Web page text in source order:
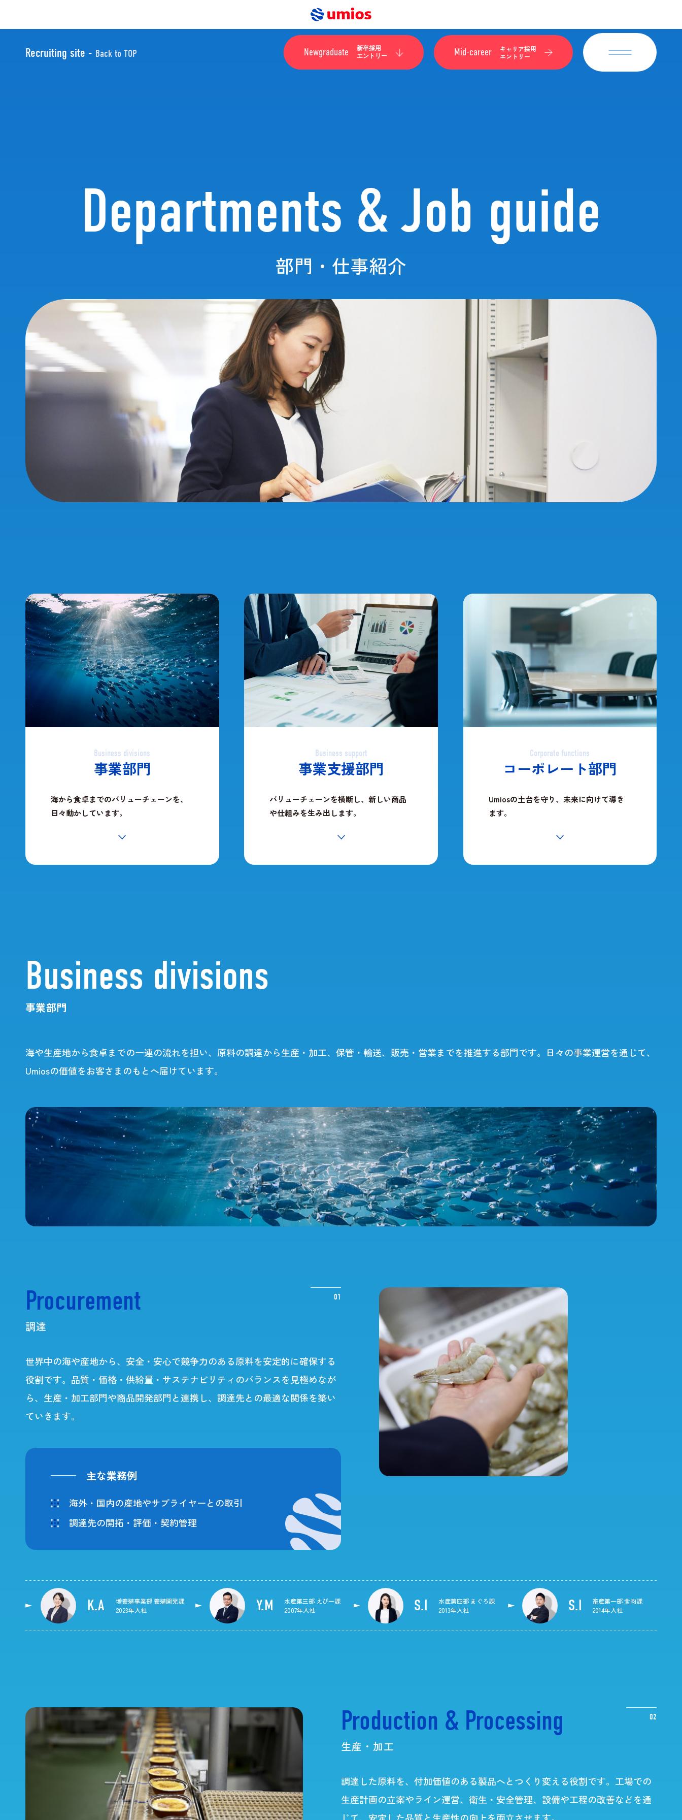
Recruiting site - Back to TOP Newgraduate
新卒採用
エントリー
Mid-career
キャリア採用
エントリー
Departments &Job guide
部門・仕事紹介
Business divisions
事業部門
海から食卓までのバリューチェーンを、
日々動かしています。
Business support
事業支援部門
バリューチェーンを横断し、新しい商品
や仕組みを生み出します。
Corporate functions
コーポレート部門
Umiosの土台を守り、未来に向けて導き
ます。
Business divisions
事業部門
海や生産地から食卓までの一連の流れを担い、原料の調達から生産・加工、保管・輸送、販売・営業までを推進する部門です。日々の事業運営を通じて、
Umiosの価値をお客さまのもとへ届けています。
01
Procurement
調達
世界中の海や産地から、安全・安心で競争力のある原料を安定的に確保する
役割です。品質・価格・供給量・サステナビリティのバランスを見極めなが
ら、生産・加工部門や商品開発部門と連携し、調達先との最適な関係を築い
ていきます。
主な業務例
海外・国内の産地やサプライヤーとの取引
調達先の開拓・評価・契約管理
K.A 増養殖事業部養殖開発課
2023年入社
Y.M 水産第三部 えび一課
2007年入社
S.I 水産第四部 まぐろ課
2013年入社
S.I 畜産第一部食肉課
2014年入社
02
Production & Processing
生産・加工
調達した原料を、付加価値のある製品へとつくり変える役割です。工場での
生産計画の立案やライン運営、衛生・安全管理、設備や工程の改善などを通
About Umios
海を起点とした挑戦の歴史
トップメッセージ
キーワードで見るUmios
Interviews
社員インタビュー一覧
Business Projects
Cross talk
短期海外実務研修
食でつながる！私たちのお店創り分
科会
Benefits
研修制度とキャリア
ウェルビーイングと福利厚生
Information
採用情報
グループ会社紹介
インターンシップ情報